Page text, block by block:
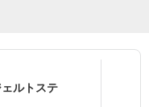
ェルトステ